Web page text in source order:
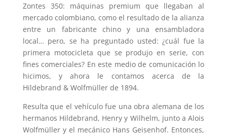
Zontes 350: máquinas premium que llegaban al
mercado colombiano, como el resultado de la alianza
entre un fabricante chino y una ensambladora
local… pero, se ha preguntado usted: ¿cuál fue la
primera motocicleta que se produjo en serie, con
fines comerciales? En este medio de comunicación lo
hicimos, y ahora le contamos acerca de la
Hildebrand & Wolfmüller de 1894.
Resulta que el vehículo fue una obra alemana de los
hermanos Hildebrand, Henry y Wilhelm, junto a Alois
Wolfmüller y el mecánico Hans Geisenhof. Entonces,